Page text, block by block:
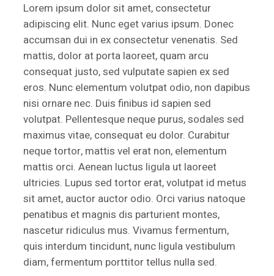
Lorem ipsum dolor sit amet, consectetur
adipiscing elit. Nunc eget varius ipsum. Donec
accumsan dui in ex consectetur venenatis. Sed
mattis, dolor at porta laoreet, quam arcu
consequat justo, sed vulputate sapien ex sed
eros. Nunc elementum volutpat odio, non dapibus
nisi ornare nec. Duis finibus id sapien sed
volutpat. Pellentesque neque purus, sodales sed
maximus vitae, consequat eu dolor. Curabitur
neque tortor, mattis vel erat non, elementum
mattis orci. Aenean luctus ligula ut laoreet
ultricies. Lupus sed tortor erat, volutpat id metus
sit amet, auctor auctor odio. Orci varius natoque
penatibus et magnis dis parturient montes,
nascetur ridiculus mus. Vivamus fermentum,
quis interdum tincidunt, nunc ligula vestibulum
diam, fermentum porttitor tellus nulla sed.